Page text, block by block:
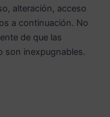
alteración, acceso
a continuación. No
de que las
son inexpugnables.